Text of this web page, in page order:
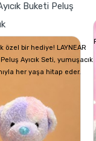
Buketi Peluş
bir hediye! LAYNEAR
Ayıcık Seti, yumuşacık
her yaşa hitap eder.